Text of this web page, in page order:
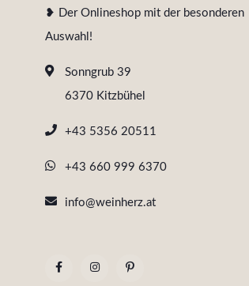
❥ Der Onlineshop mit der besonderen
Auswahl!
Sonngrub 39
6370 Kitzbühel
+43 5356 20511
+43 660 999 6370
info@weinherz.at